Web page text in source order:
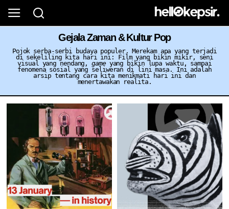
Gejala Zaman & Kultur Pop
Pojok serba-serbi budaya populer. Merekam apa yang terjadi
di sekeliling kita hari ini: Film yang bikin mikir, seni
visual yang nendang,gameyang bikin lupa waktu, sampai
fenomena sosial yang seliweran di lini masa. Ini adalah
arsip tentang cara kita menikmati hari ini dan
menertawakan realita.